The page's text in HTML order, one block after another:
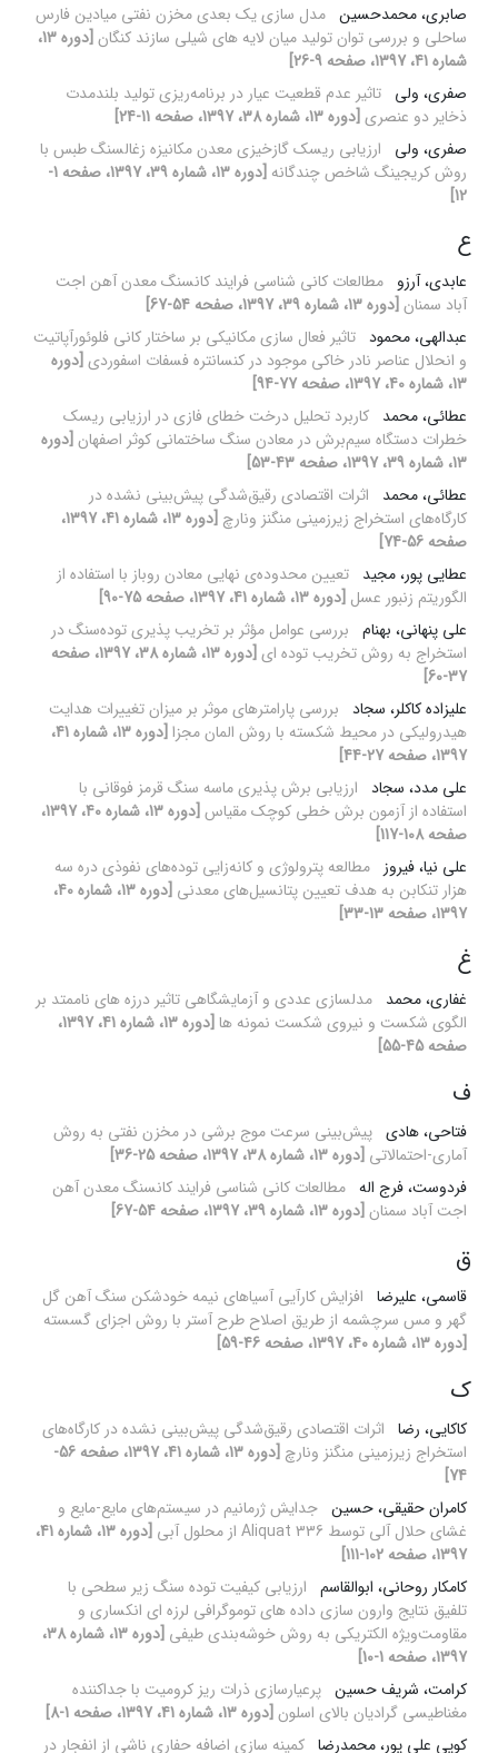
صابری، محمدحسین مدل سازی یک بعدی مخزن نفتی میادین فارس
ساحلی و بررسی توان تولید میان لایه های شیلی سازند کنگان
[دوره 13،
شماره 41، 1397، صفحه 9-26]
صفری، ولی تاثیر عدم‌ قطعیت‌ عیار در برنامه‌ریزی تولید بلندمدت
ذخایر دو عنصری [دوره 13، شماره 38، 1397، صفحه 11-24]
صفری، ولی
ارزیابی ریسک گازخیزی معدن مکانیزه زغال‏سنگ طبس با
روش‌ کریجینگ شاخص چندگانه
[دوره 13، شماره 39، 1397، صفحه 1-
12]
ع
عابدی، آرزو مطالعات کانی شناسی فرایند کانسنگ معدن آهن اجت
آباد سمنان [دوره 13، شماره 39، 1397، صفحه 54-67]
عبدالهی، محمود تاثیر فعال سازی مکانیکی بر ساختار کانی فلوئورآپاتیت
و انحلال عناصر نادر خاکی موجود در کنسانتره فسفات اسفوردی [دوره
13، شماره 40، 1397، صفحه 77-94]
عطائی، محمد کاربرد تحلیل درخت خطای فازی در ارزیابی ریسک
خطرات دستگاه سیم‌برش در معادن سنگ ساختمانی کوثر اصفهان [دوره
13، شماره 39، 1397، صفحه 43-53]
عطائی، محمد
اثرات اقتصادی رقیق‌شدگی پیش‌بینی نشده در
کارگاه‌های استخراج زیرزمینی منگنز ونارچ
[دوره 13، شماره 41، 1397،
صفحه 56-74]
عطایی پور، مجید تعیین محدوده‌ی نهایی معادن روباز با استفاده از
الگوریتم زنبور عسل [دوره 13، شماره 41، 1397، صفحه 75-90]
علی پنهانی، بهنام بررسی عوامل مؤثر بر تخریب پذیری توده‌سنگ در
استخراج به روش تخریب توده ای
[دوره 13، شماره 38، 1397، صفحه
37-60]
علیزاده کاکلر، سجاد بررسی پارامترهای موثر بر میزان تغییرات هدایت
هیدرولیکی در محیط شکسته با روش المان مجزا
[دوره 13، شماره 41،
1397، صفحه 27-44]
علی مدد، سجاد ارزیابی برش پذیری ماسه سنگ قرمز فوقانی با
استفاده از آزمون برش خطی کوچک مقیاس
[دوره 13، شماره 40، 1397،
صفحه 108-117]
علی نیا، فیروز مطالعه پترولوژی و کانه‌زایی توده‌های نفوذی دره سه
هزار تنکابن به هدف تعیین پتانسیل‌های معدنی
[دوره 13، شماره 40،
1397، صفحه 13-33]
غ
غفاری، محمد مدلسازی عددی و آزمایشگاهی تاثیر درزه های ناممتد بر
الگوی شکست و نیروی شکست نمونه ها
[دوره 13، شماره 41، 1397،
صفحه 45-55]
ف
فتاحی، هادی پیش‌بینی سرعت موج برشی در مخزن نفتی به روش
آماری-احتمالاتی [دوره 13، شماره 38، 1397، صفحه 25-36]
فردوست، فرج اله مطالعات کانی شناسی فرایند کانسنگ معدن آهن
اجت آباد سمنان [دوره 13، شماره 39، 1397، صفحه 54-67]
ق
قاسمی، علیرضا افزایش کارآیی آسیاهای نیمه خودشکن سنگ آهن گل
گهر و مس سرچشمه از طریق اصلاح طرح آستر با روش اجزای گسسته
[دوره 13، شماره 40، 1397، صفحه 46-59]
ک
کاکایی، رضا اثرات اقتصادی رقیق‌شدگی پیش‌بینی نشده در کارگاه‌های
استخراج زیرزمینی منگنز ونارچ
[دوره 13، شماره 41، 1397، صفحه 56-
74]
کامران حقیقی، حسین جدایش ژرمانیم در سیستم‌های مایع-مایع و
غشای حلال آلی توسط Aliquat 336 از محلول آبی
[دوره 13، شماره 41،
1397، صفحه 102-111]
کامکار روحانی، ابوالقاسم ارزیابی کیفیت توده سنگ زیر سطحی با
تلفیق نتایج وارون سازی داده های توموگرافی لرزه ای انکساری و
مقاومت‌ویژه الکتریکی به روش خوشه‌بندی طیفی
[دوره 13، شماره 38،
1397، صفحه 1-10]
کرامت، شریف حسین پرعیارسازی ذرات ریز کرومیت با جداکننده
مغناطیسی گرادیان بالای اسلون [دوره 13، شماره 41، 1397، صفحه 1-8]
کوپی علی پور، محمدرضا کمینه سازی اضافه حفاری ناشی از انفجار در